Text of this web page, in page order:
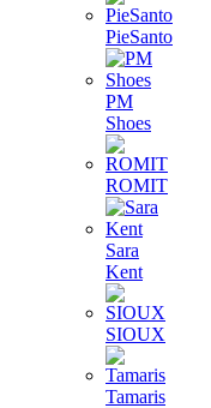
PieSanto
PM
Shoes
ROMIT
Sara
Kent
SIOUX
Tamaris